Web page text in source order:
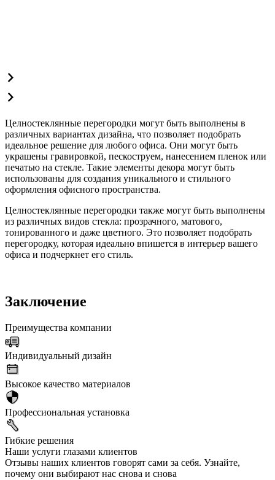
Целностеклянные перегородки могут быть выполнены в
различных вариантах дизайна, что позволяет подобрать
идеальное решение для любого офиса. Они могут быть
украшены гравировкой, пескоструем, нанесением пленок или
печатью на стекле. Такие элементы декора могут быть
использованы для создания уникального и стильного
оформления офисного пространства.
Целностеклянные перегородки также могут быть выполнены
из различных видов стекла: прозрачного, матового,
тонированного и даже цветного. Это позволяет подобрать
перегородку, которая идеально впишется в интерьер вашего
офиса и подчеркнет его стиль.
Заключение
Преимущества компании
Индивидуальный дизайн
Высокое качество материалов
Профессиональная установка
Гибкие решения
Наши услуги глазами клиентов
Отзывы наших клиентов говорят сами за себя. Узнайте,
почему они выбирают нас снова и снова